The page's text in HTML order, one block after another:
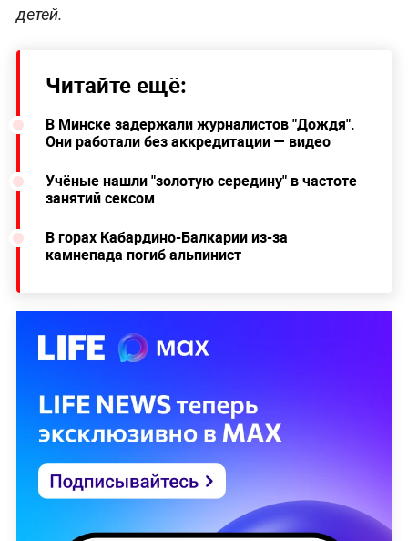
детей.
Читайте ещё:
В Минске задержали журналистов "Дождя".
Они работали без аккредитации — видео
Учёные нашли "золотую середину" в частоте
занятий сексом
В горах Кабардино-Балкарии из-за
камнепада погиб альпинист